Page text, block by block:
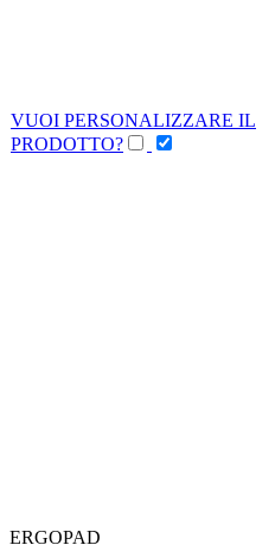
VUOI PERSONALIZZARE IL
PRODOTTO?
ERGOPAD